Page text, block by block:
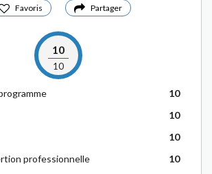
Favoris Partager
10
10
10
10
10
professionnelle
10